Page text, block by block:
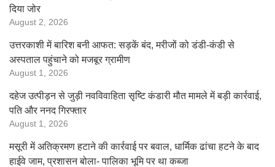
दिया जोर
August 2, 2026
उत्तरकाशी में बारिश बनी आफत: सड़कें बंद, मरीजों को डंडी-कंडी से
अस्पताल पहुंचाने को मजबूर ग्रामीण
August 1, 2026
दहेज उत्पीड़न से जुड़ी नवविवाहिता सृष्टि कंडारी मौत मामले में बड़ी कार्रवाई,
पति और ननद गिरफ्तार
August 1, 2026
मसूरी में अतिक्रमण हटाने की कार्रवाई पर बवाल, धार्मिक ढांचा हटने के बाद
हाईवे जाम, प्रशासन बोला- पालिका भूमि पर था कब्जा